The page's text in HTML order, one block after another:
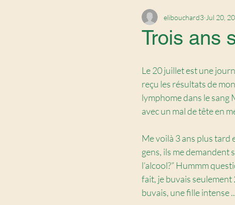
Trois ans
elibouchard3 Jul 20,
Le 20 juillet est une
reçu les résultats de
lymphome dans le sang
avec un mal de tête en
Me voilà 3 ans plus tard
gens, ils me demandent
l’alcool?” Hummm
fait, je buvais seulement
buvais, une fille intense